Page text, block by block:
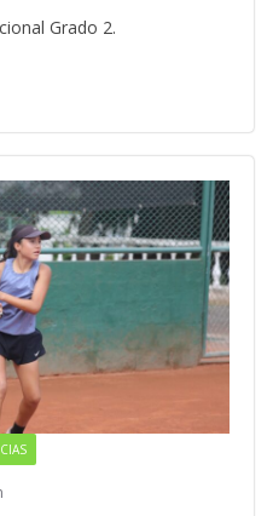
Grado 2.